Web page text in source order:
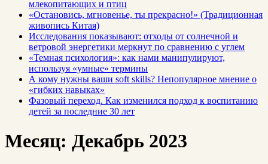
млекопитающих и птиц
«Остановись, мгновенье, ты прекрасно!» (Традиционная
живопись Китая)
Исследования показывают: отходы от солнечной и
ветровой энергетики меркнут по сравнению с углем
«Темная психология»: как нами манипулируют,
используя «умные» термины
А кому нужны ваши soft skills? Непопулярное мнение о
«гибких навыках»
Фазовый переход. Как изменился подход к воспитанию
детей за последние 30 лет
Месяц: Декабрь 2023